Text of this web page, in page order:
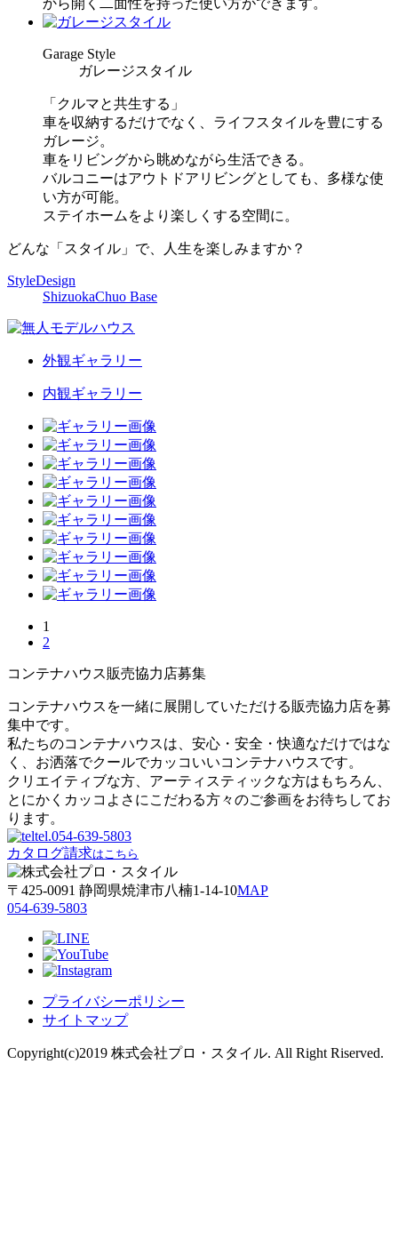
Garage Style
ガレージスタイル
「クルマと共生する」
車を収納するだけでなく、ライフスタイルを豊にする
ガレージ。
車をリビングから眺めながら生活できる。
バルコニーはアウトドアリビングとしても、多様な使
い方が可能。
ステイホームをより楽しくする空間に。
どんな「スタイル」で、人生を楽しみますか？
StyleDesign
ShizuokaChuo Base
外観ギャラリー
内観ギャラリー
1
2
コンテナハウス販売協力店募集
コンテナハウスを一緒に展開していただける販売協力店を募
集中です。
私たちのコンテナハウスは、安心・安全・快適なだけではな
く、お洒落でクールでカッコいいコンテナハウスです。
クリエイティブな方、アーティスティックな方はもちろん、
とにかくカッコよさにこだわる方々のご参画をお待ちしてお
ります。
tel.054-639-5803
カタログ請求はこちら
〒425-0091 静岡県焼津市八楠1-14-10MAP
054-639-5803
プライバシーポリシー
サイトマップ
Copyright(c)2019 株式会社プロ・スタイル. All Right Riserved.